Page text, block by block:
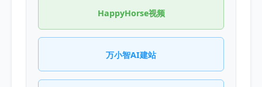
HappyHorse视频
万小智AI建站